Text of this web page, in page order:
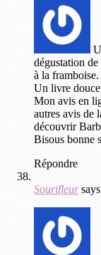
dégustation
à la framboise.
Un livre
Mon avis en
autres avis de
découvrir
Bisous bonne
Répondre
Sourifleur